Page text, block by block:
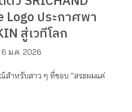
Logo ประกาศพา
สู่เวทีโลก
6 ม.ค. 2026